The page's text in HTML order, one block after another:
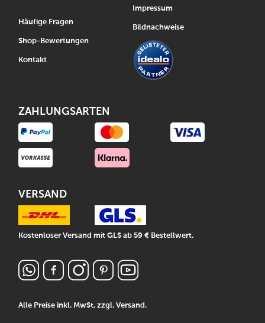
Häufige Fragen
Shop-Bewertungen
Kontakt
Alle Preise inkl. MwSt, zzgl.Versand.
Impressum
Bildnachweise
ZAHLUNGSARTEN
VERSAND
Kostenloser Versand mit GLS ab 59 € Bestellwert.